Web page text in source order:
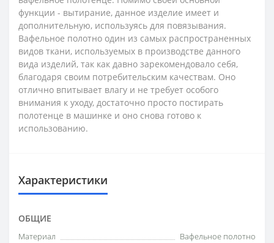
функции - вытирание, данное изделие имеет и
дополнительную, используясь для повязывания.
Вафельное полотно один из самых распространенных
видов ткани, используемых в производстве данного
вида изделий, так как давно зарекомендовало себя,
благодаря своим потребительским качествам. Оно
отлично впитывает влагу и не требует особого
внимания к уходу, достаточно просто постирать
полотенце в машинке и оно снова готово к
использованию.
Характеристики
ОБЩИЕ
Материал
Вафельное полотно